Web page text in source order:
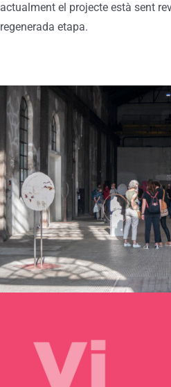
actualment el projecte està sent
regenerada etapa.